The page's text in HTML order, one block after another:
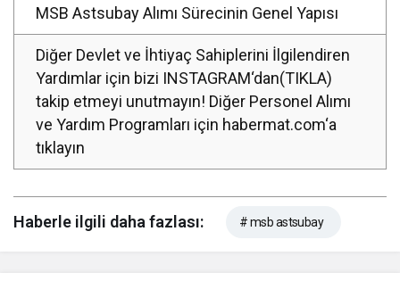
MSB Astsubay Alımı Sürecinin Genel Yapısı
Diğer Devlet ve İhtiyaç Sahiplerini İlgilendiren
Yardımlar için bizi INSTAGRAM‘dan(TIKLA)
takip etmeyi unutmayın! Diğer Personel Alımı
ve Yardım Programları için habermat.com‘a
tıklayın
Haberle ilgili daha fazlası: # msb astsubay